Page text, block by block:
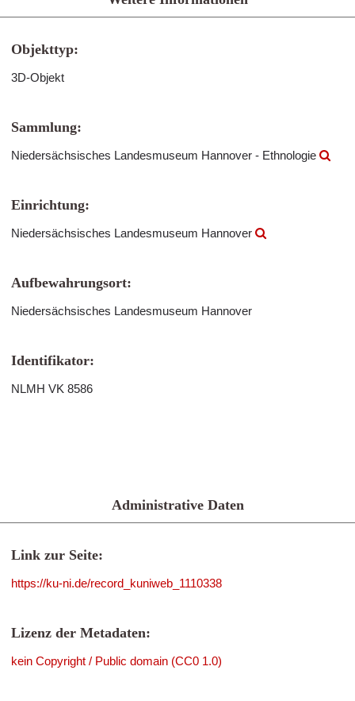
Objekttyp:
3D-Objekt
Sammlung:
Niedersächsisches Landesmuseum Hannover - Ethnologie
Einrichtung:
Niedersächsisches Landesmuseum Hannover
Aufbewahrungsort:
Niedersächsisches Landesmuseum Hannover
Identifikator:
NLMH VK 8586
Administrative Daten
Link zur Seite:
https://ku-ni.de/record_kuniweb_1110338
Lizenz der Metadaten:
kein Copyright / Public domain (CC0 1.0)